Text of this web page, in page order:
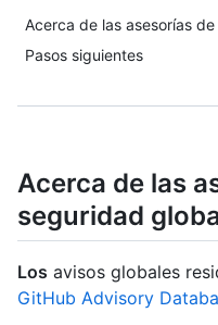
Acerca de las asesorías
Pasos siguientes
Acerca de las
seguridad
Los avisos globales
GitHub Advisory